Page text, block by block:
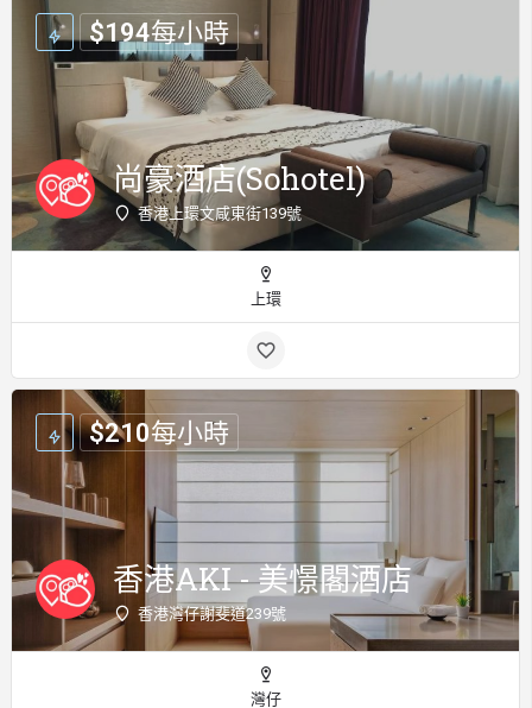
尚豪酒店(Sohotel)
香港上環文咸東街139號
$194每小時
上環
香港AKI - 美憬閣酒店
香港灣仔謝斐道239號
$210每小時
灣仔